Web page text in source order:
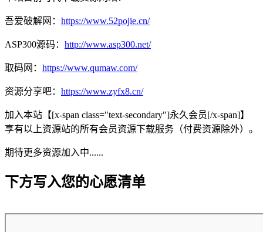
吾爱破解网： https://www.52pojie.cn/
ASP300源码： http://www.asp300.net/
取码网： https://www.qumaw.com/
资源分享吧： https://www.zyfx8.cn/
加入本站【[x-span class="text-secondary"]永久会员[/x-span]】
享有以上资源站的所有会员资源下载服务（付费资源除外）。
期待更多资源加入中......
下方写入您的心愿清单